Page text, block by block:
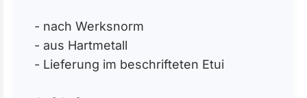
- nach Werksnorm
- aus Hartmetall
- Lieferung im beschrifteten Etui